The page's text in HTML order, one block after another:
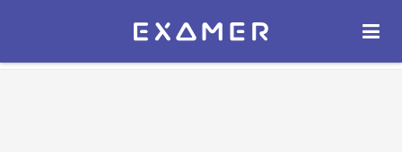
Экзамер — ЕГЭ 2027
ОТКРЫТЬ